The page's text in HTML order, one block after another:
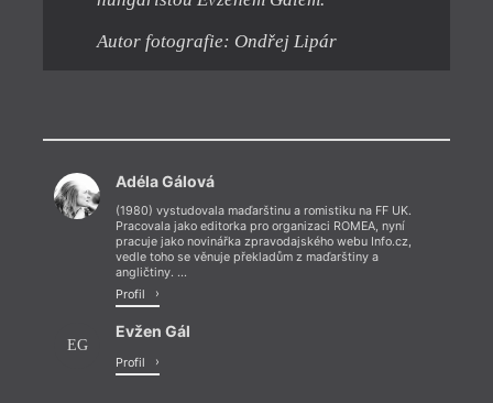
Autor fotografie: Ondřej Lipár
Chviličku.
Načítá se.
Adéla Gálová
(1980) vystudovala maďarštinu a romistiku na FF UK.
Pracovala jako editorka pro organizaci ROMEA, nyní
pracuje jako novinářka zpravodajského webu Info.cz,
vedle toho se věnuje překladům z maďarštiny a
angličtiny. ...
Profil
EG
Evžen Gál
Profil